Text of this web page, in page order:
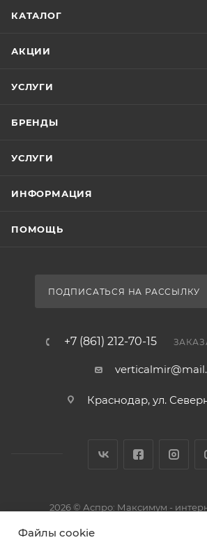
КАТАЛОГ
АКЦИИ
УСЛУГИ
БРЕНДЫ
УСЛУГИ
ИНФОРМАЦИЯ
ПОМОЩЬ
ПОДПИСАТЬСЯ НА РАССЫЛКУ
+7 (861) 212-70-15
Краснодар, ул.
2026 © Аспро: Максимум -
Файлы cookie